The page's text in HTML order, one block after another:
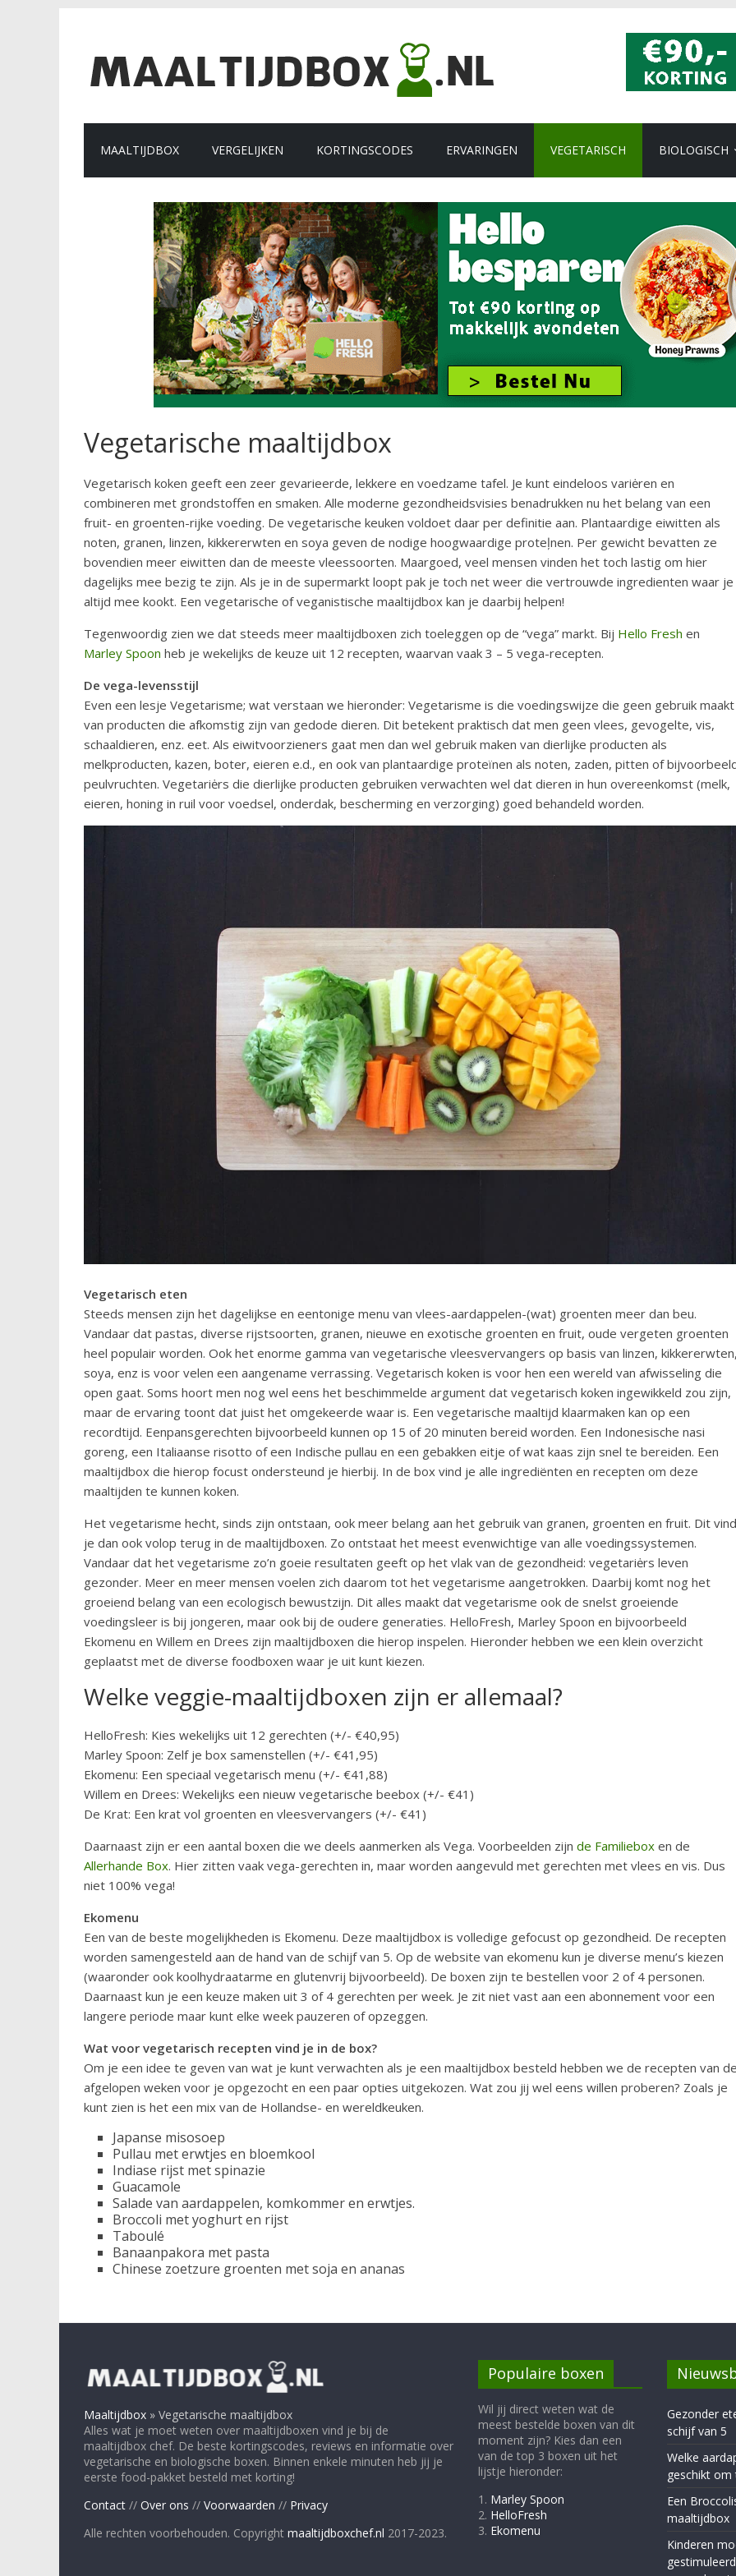
MAALTIJDBOX VERGELIJKEN KORTINGSCODES ERVARINGEN VEGETARISCH BIOLOGISCH
Vegetarische maaltijdbox
Vegetarisch koken geeft een zeer gevarieerde, lekkere en voedzame tafel. Je kunt eindeloos variėren en
combineren met grondstoffen en smaken. Alle moderne gezondheidsvisies benadrukken nu het belang van een
fruit- en groenten-rijke voeding. De vegetarische keuken voldoet daar per definitie aan. Plantaardige eiwitten als
noten, granen, linzen, kikkererwten en soya geven de nodige hoogwaardige proteļnen. Per gewicht bevatten ze
bovendien meer eiwitten dan de meeste vleessoorten. Maargoed, veel mensen vinden het toch lastig om hier
dagelijks mee bezig te zijn. Als je in de supermarkt loopt pak je toch net weer die vertrouwde ingredienten waar je
altijd mee kookt. Een vegetarische of veganistische maaltijdbox kan je daarbij helpen!
Tegenwoordig zien we dat steeds meer maaltijdboxen zich toeleggen op de “vega” markt. Bij Hello Fresh en
Marley Spoon heb je wekelijks de keuze uit 12 recepten, waarvan vaak 3 – 5 vega-recepten.
De vega-levensstijl
Even een lesje Vegetarisme; wat verstaan we hieronder: Vegetarisme is die voedingswijze die geen gebruik maakt
van producten die afkomstig zijn van gedode dieren. Dit betekent praktisch dat men geen vlees, gevogelte, vis,
schaaldieren, enz. eet. Als eiwitvoorzieners gaat men dan wel gebruik maken van dierlijke producten als
melkproducten, kazen, boter, eieren e.d., en ook van plantaardige proteïnen als noten, zaden, pitten of
peulvruchten. Vegetariėrs die dierlijke producten gebruiken verwachten wel dat dieren in hun overeenkomst (melk,
eieren, honing in ruil voor voedsel, onderdak, bescherming en verzorging) goed behandeld worden.
Vegetarisch eten
Steeds mensen zijn het dagelijkse en eentonige menu van vlees-aardappelen-(wat) groenten meer dan beu.
Vandaar dat pastas, diverse rijstsoorten, granen, nieuwe en exotische groenten en fruit, oude vergeten groenten
heel populair worden. Ook het enorme gamma van vegetarische vleesvervangers op basis van linzen,
soya, enz is voor velen een aangename verrassing. Vegetarisch koken is voor hen een wereld van afwisseling die
open gaat. Soms hoort men nog wel eens het beschimmelde argument dat vegetarisch koken ingewikkeld zou zijn,
maar de ervaring toont dat juist het omgekeerde waar is. Een vegetarische maaltijd klaarmaken kan op een
recordtijd. Eenpansgerechten bijvoorbeeld kunnen op 15 of 20 minuten bereid worden. Een Indonesische nasi
goreng, een Italiaanse risotto of een Indische pullau en een gebakken eitje of wat kaas zijn snel te bereiden. Een
maaltijdbox die hierop focust ondersteund je hierbij. In de box vind je alle ingrediënten en recepten om deze
maaltijden te kunnen koken.
Het vegetarisme hecht, sinds zijn ontstaan, ook meer belang aan het gebruik van granen, groenten en fruit. Dit vind
je dan ook volop terug in de maaltijdboxen. Zo ontstaat het meest evenwichtige van alle voedingssystemen.
Vandaar dat het vegetarisme zo’n goeie resultaten geeft op het vlak van de gezondheid: vegetariėrs leven
gezonder. Meer en meer mensen voelen zich daarom tot het vegetarisme aangetrokken. Daarbij komt nog het
groeiend belang van een ecologisch bewustzijn. Dit alles maakt dat vegetarisme ook de snelst groeiende
voedingsleer is bij jongeren, maar ook bij de oudere generaties. HelloFresh, Marley Spoon en bijvoorbeeld
Ekomenu en Willem en Drees zijn maaltijdboxen die hierop inspelen. Hieronder hebben we een klein overzicht
geplaatst met de diverse foodboxen waar je uit kunt kiezen.
Welke veggie-maaltijdboxen zijn er allemaal?
HelloFresh: Kies wekelijks uit 12 gerechten (+/- €40,95)
Marley Spoon: Zelf je box samenstellen (+/- €41,95)
Ekomenu: Een speciaal vegetarisch menu (+/- €41,88)
Willem en Drees: Wekelijks een nieuw vegetarische beebox (+/- €41)
De Krat: Een krat vol groenten en vleesvervangers (+/- €41)
Daarnaast zijn er een aantal boxen die we deels aanmerken als Vega. Voorbeelden zijn de Familiebox en de
Allerhande Box. Hier zitten vaak vega-gerechten in, maar worden aangevuld met gerechten met vlees en vis. Dus
niet 100% vega!
Ekomenu
Een van de beste mogelijkheden is Ekomenu. Deze maaltijdbox is volledige gefocust op gezondheid. De recepten
worden samengesteld aan de hand van de schijf van 5. Op de website van ekomenu kun je diverse menu’s kiezen
(waaronder ook koolhydraatarme en glutenvrij bijvoorbeeld). De boxen zijn te bestellen voor 2 of 4 personen.
Daarnaast kun je een keuze maken uit 3 of 4 gerechten per week. Je zit niet vast aan een abonnement voor een
langere periode maar kunt elke week pauzeren of opzeggen.
Wat voor vegetarisch recepten vind je in de box?
Om je een idee te geven van wat je kunt verwachten als je een maaltijdbox besteld hebben we de recepten van
afgelopen weken voor je opgezocht en een paar opties uitgekozen. Wat zou jij wel eens willen proberen? Zoals je
kunt zien is het een mix van de Hollandse- en wereldkeuken.
Japanse misosoep
Pullau met erwtjes en bloemkool
Indiase rijst met spinazie
Guacamole
Salade van aardappelen, komkommer en erwtjes.
Broccoli met yoghurt en rijst
Taboulé
Banaanpakora met pasta
Chinese zoetzure groenten met soja en ananas
Maaltijdbox » Vegetarische maaltijdbox
Alles wat je moet weten over maaltijdboxen vind je bij de
maaltijdbox chef. De beste kortingscodes, reviews en informatie over
vegetarische en biologische boxen. Binnen enkele minuten heb jij je
eerste food-pakket besteld met korting!
Contact // Over ons // Voorwaarden // Privacy
Alle rechten voorbehouden. Copyright maaltijdboxchef.nl 2017-2023.
Populaire boxen
Wil jij direct weten wat de
meest bestelde boxen van dit
moment zijn? Kies dan een
van de top 3 boxen uit het
lijstje hieronder:
1. Marley Spoon
2. HelloFresh
3. Ekomenu
Gezonder
schijf van 5
Welke
geschikt om
Een
maaltijdbox
Kinderen